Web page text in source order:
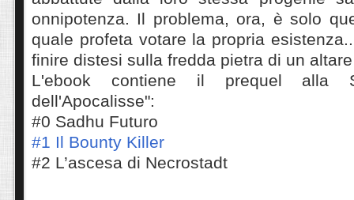
onnipotenza. Il problema, ora, è solo
quale profeta votare la propria
finire distesi sulla fredda pietra di un
L'ebook contiene il prequel alla
dell'Apocalisse":
#0 Sadhu Futuro
#1 Il Bounty Killer
#2 L’ascesa di Necrostadt